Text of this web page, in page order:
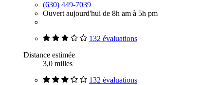
(630) 449-7039
Ouvert aujourd'hui de 8h am à 5h pm
132 évaluations
Distance estimée
3,0 milles
132 évaluations